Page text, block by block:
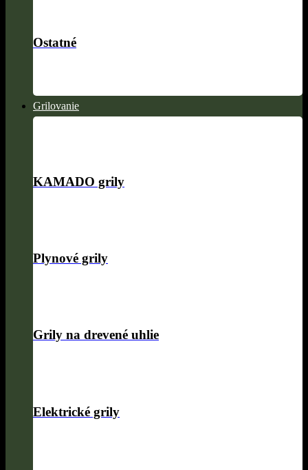
Ostatné
Grilovanie
KAMADO grily
Plynové grily
Grily na drevené uhlie
Elektrické grily